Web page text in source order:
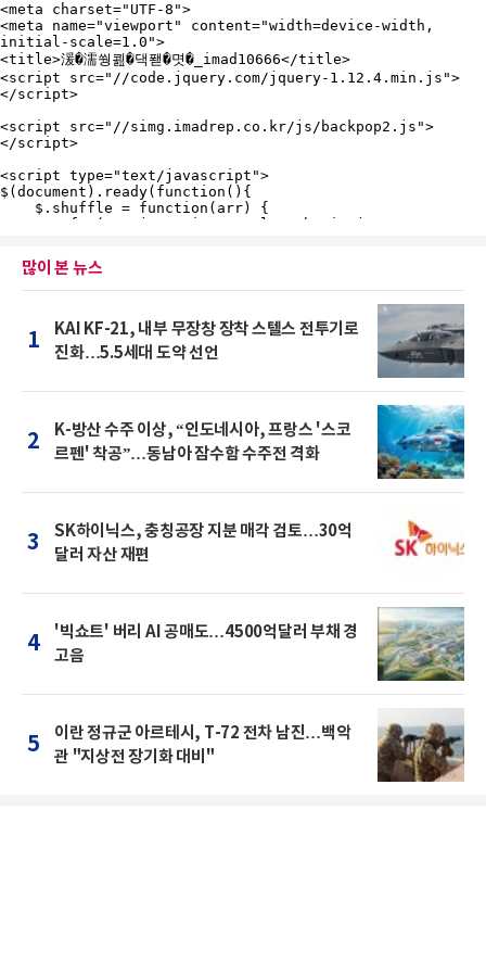
많이 본 뉴스
1
KAI KF-21, 내부 무장창 장착 스텔스 전투기로
진화…5.5세대 도약 선언
2
K-방산 수주 이상, “인도네시아, 프랑스 '스코
르펜' 착공”…동남아 잠수함 수주전 격화
3
SK하이닉스, 충칭공장 지분 매각 검토…30억
달러 자산 재편
4
'빅쇼트' 버리 AI 공매도…4500억달러 부채 경
고음
5
이란 정규군 아르테시, T-72 전차 남진…백악
관 "지상전 장기화 대비"